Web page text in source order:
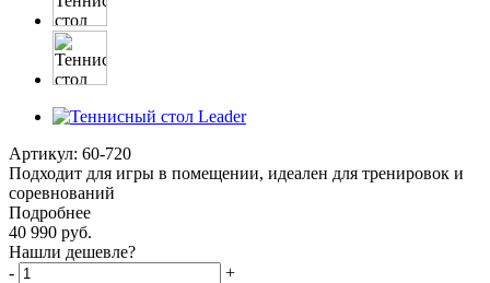
Артикул: 60-720
Подходит для игры в помещении, идеален для тренировок и
соревнований
Подробнее
40 990 руб.
Нашли дешевле?
-
+